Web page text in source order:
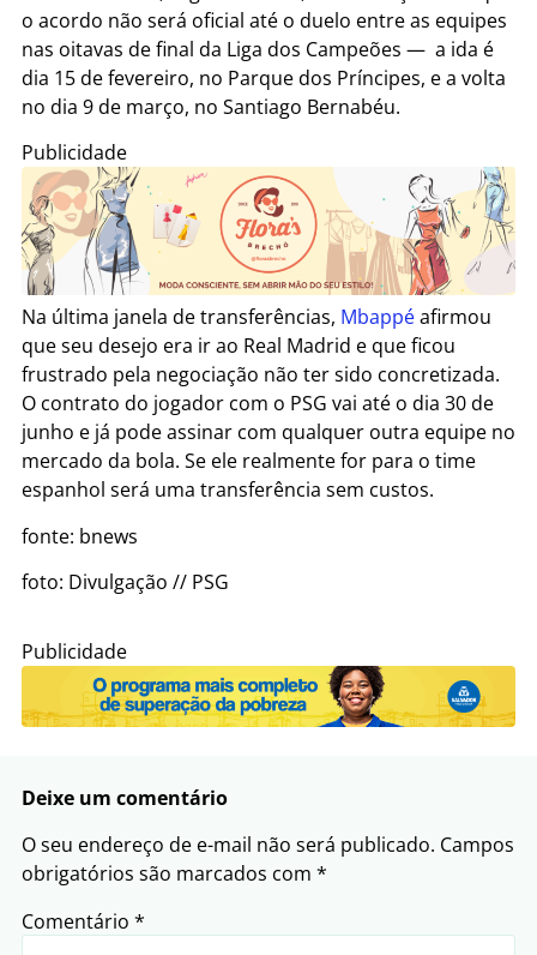
o acordo não será oficial até o duelo entre as equipes
nas oitavas de final da Liga dos Campeões — a ida é
dia 15 de fevereiro, no Parque dos Príncipes, e a volta
no dia 9 de março, no Santiago Bernabéu.
Publicidade
Na última janela de transferências, Mbappéafirmou
que seu desejo era ir ao Real Madrid e que ficou
frustrado pela negociação não ter sido concretizada.
O contrato do jogador com o PSG vai até o dia 30 de
junho e já pode assinar com qualquer outra equipe no
mercado da bola. Se ele realmente for para o time
espanhol será uma transferência sem custos.
fonte: bnews
foto: Divulgação // PSG
Publicidade
Deixe um comentário
O seu endereço de e-mail não será publicado. Campos
obrigatórios são marcados com *
Comentário *